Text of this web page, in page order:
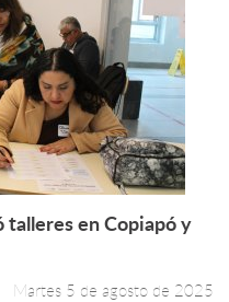
Leer más +
talleres en Copiapó y
Martes 5 de agosto de 2025